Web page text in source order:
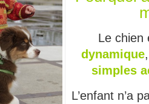
Le
dynamique
simples
L’enfant n’a